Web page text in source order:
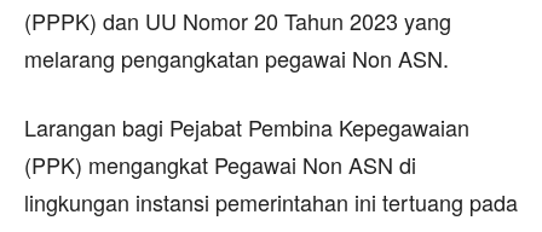
(PPPK) dan UU Nomor 20 Tahun 2023 yang
melarang pengangkatan pegawai Non ASN.
Larangan bagi Pejabat Pembina Kepegawaian
(PPK) mengangkat Pegawai Non ASN di
lingkungan instansi pemerintahan ini tertuang pada